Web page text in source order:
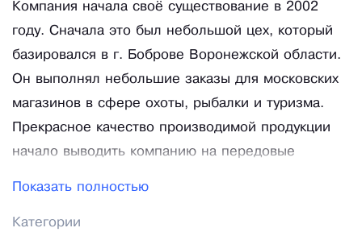
Компания начала своё существование в 2002
году. Сначала это был небольшой цех, который
базировался в г. Боброве Воронежской области.
Он выполнял небольшие заказы для московских
магазинов в сфере охоты, рыбалки и туризма.
Прекрасное качество производимой продукции
начало выводить компанию на передовые
название от основного цеха (Бобровская швейная
Показать полностью
Категории